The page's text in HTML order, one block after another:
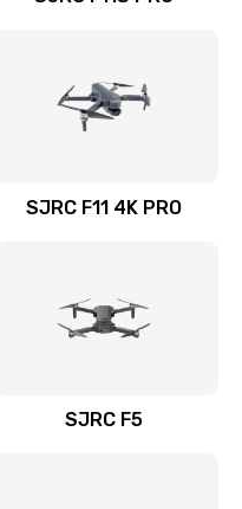
SJRC F11 4K PRO
SJRC F5